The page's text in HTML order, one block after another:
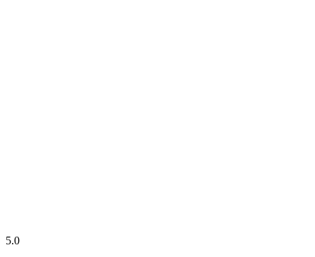
5.0